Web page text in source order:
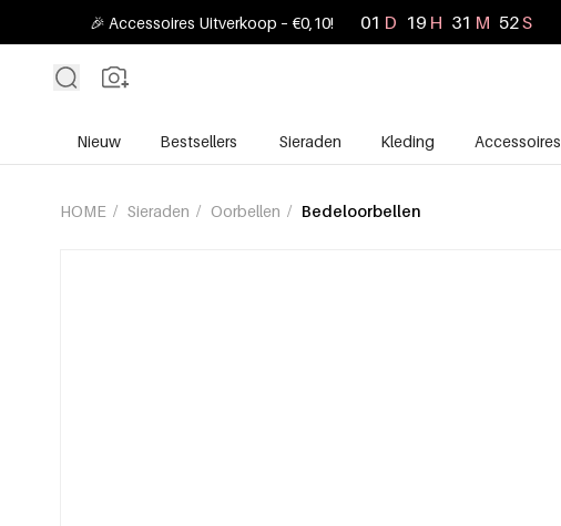
🎉 Accessoires Uitverkoop – €0,10! 01 D 19 H 31 M 51S
Nieuw Bestsellers Sieraden Kleding Accessoires
HOME / Sieraden / Oorbellen / Bedeloorbellen